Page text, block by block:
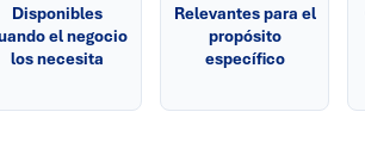
Disponibles
el negocio
los necesita
Relevantes para el
propósito
específico